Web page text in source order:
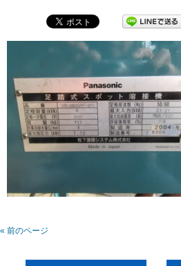
« 前のページ